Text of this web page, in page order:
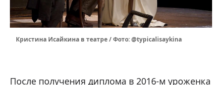
Кристина Исайкина ‌в театре / Фото: @typicalisaykina
После получения диплома в 2016-м уроженка